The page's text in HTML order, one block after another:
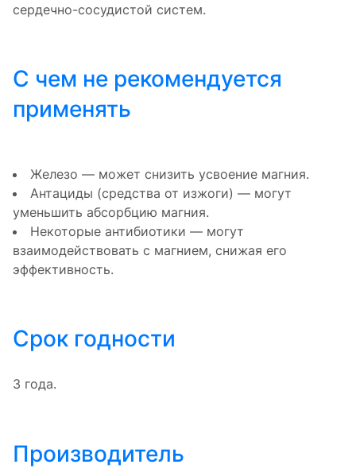
сердечно-сосудистой систем.
С чем не рекомендуется
применять
Железо — может снизить усвоение магния.
Антациды (средства от изжоги) — могут
уменьшить абсорбцию магния.
Некоторые антибиотики — могут
взаимодействовать с магнием, снижая его
эффективность.
Срок годности
3 года.
Производитель